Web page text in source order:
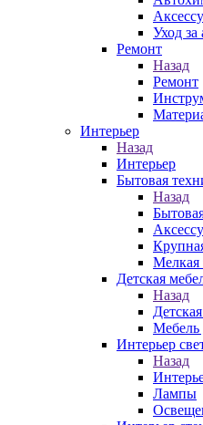
Уход
Ремонт
Назад
Ремонт
Интерьер
Назад
Интерьер
Бытовая
Назад
Мелкая
Детская
Назад
Мебель
Интерьер
Назад
Лампы